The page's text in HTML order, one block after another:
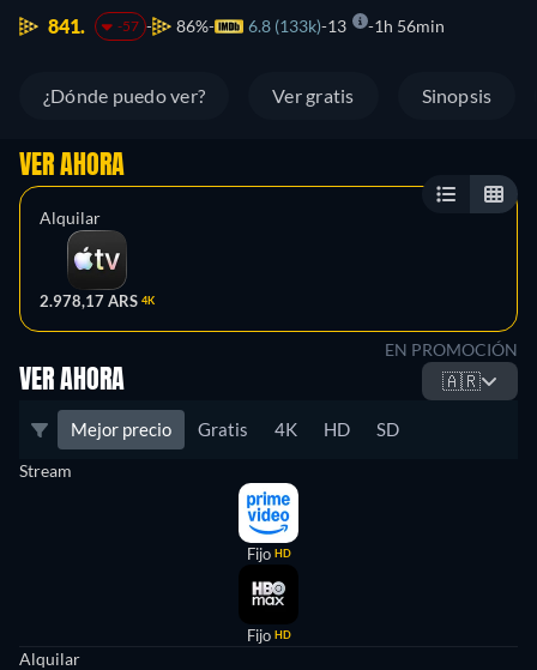
841.
-57 86% 6.8 (133k) 13 1h 56min
¿Dónde puedo ver? Ver gratis Sinopsis
VER AHORA
Alquilar
2.978,17 ARS 4K
EN PROMOCIÓN
VER AHORA 🇦🇷
Mejor precio Gratis 4K HD SD
Stream
Fijo HD
Fijo HD
Alquilar